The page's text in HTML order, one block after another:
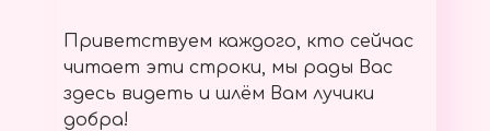
Приветствуем каждого, кто сейчас
читает эти строки, мы рады Вас
здесь видеть и шлём Вам лучики
добра!